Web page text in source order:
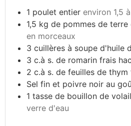
1 poulet entier environ 1,5
1,5 kg de pommes de terre
en morceaux
3 cuillères à soupe d'huile
3 c.à s. de romarin frais
2 c.à s. de feuilles de thym
Sel fin et poivre noir au
1 tasse de bouillon de
verre d'eau